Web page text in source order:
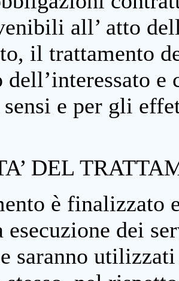
all’ atto
il trattamento
dell’interessato
e per gli
DEL
è finalizzato
esecuzione dei
saranno